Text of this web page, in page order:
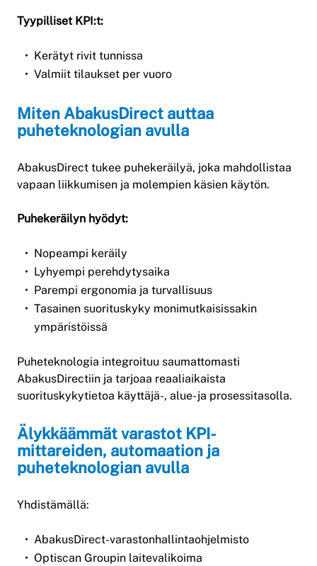
Tyypilliset KPI:t:
Kerätyt rivit tunnissa
Valmiit tilaukset per vuoro
Miten AbakusDirect auttaa
puheteknologian avulla
AbakusDirect tukee puhekeräilyä, joka mahdollistaa
vapaan liikkumisen ja molempien käsien käytön.
Puhekeräilyn hyödyt:
Nopeampi keräily
Lyhyempi perehdytysaika
Parempi ergonomia ja turvallisuus
Tasainen suorituskyky monimutkaisissakin
ympäristöissä
Puheteknologia integroituu saumattomasti
AbakusDirectiin ja tarjoaa reaaliaikaista
suorituskykytietoa käyttäjä-, alue- ja prosessitasolla.
Älykkäämmät varastot KPI-
mittareiden, automaation ja
puheteknologian avulla
Yhdistämällä:
AbakusDirect-varastonhallintaohjelmisto
Optiscan Groupin laitevalikoima